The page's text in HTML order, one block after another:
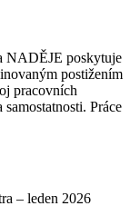
NADĚJE poskytuje
postižením
pracovních
Práce
– leden 2026